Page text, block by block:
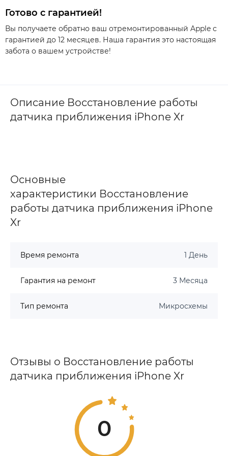
Готово с гарантией!
Вы получаете обратно ваш отремонтированный Apple с
гарантией до 12 месяцев. Наша гарантия это настоящая
забота о вашем устройстве!
Описание Восстановление работы
датчика приближения iPhone Xr
Основные
характеристики Восстановление
работы датчика приближения iPhone
Xr
Время ремонта 1 День
Гарантия на ремонт 3 Месяца
Тип ремонта Микросхемы
Отзывы о Восстановление работы
датчика приближения iPhone Xr
0